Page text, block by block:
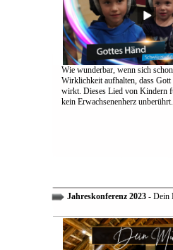
Wie wunderbar, wenn sich
Wirklichkeit aufhalten, dass
wirkt. Dieses Lied von Kindern
kein Erwachsenenherz unberührt.
Jahreskonferenz 2023- Dein